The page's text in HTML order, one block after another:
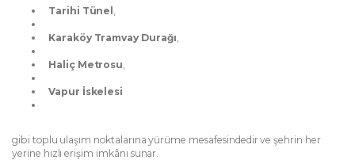
Tarihi Tünel ,
Karaköy Tramvay Durağı,
Haliç Metrosu,
Vapur İskelesi
gibi toplu ulaşım noktalarına yürüme mesafesindedir ve şehrin her
yerine hızlı erişim imkânı sunar.